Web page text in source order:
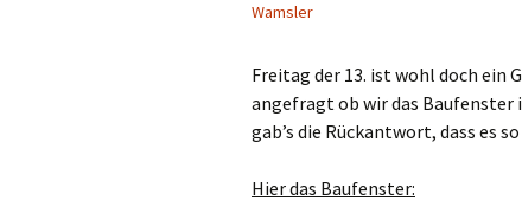
Wamsler
Freitag der 13. ist wohl doch ein
angefragt ob wir das Baufenster
gab’s die Rückantwort, dass es
Hier das Baufenster: